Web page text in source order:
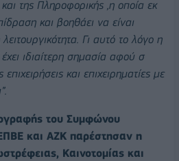
της Πληροφορικής ,η οποία εκ
και βοηθάει να είναι
Γι αυτό το λόγο η
ιδιαίτερη σημασία αφού σ
και επιχειρηματίες με
του Συμφώνου
και ΑΖΚ παρέστησαν η
Καινοτομίας και